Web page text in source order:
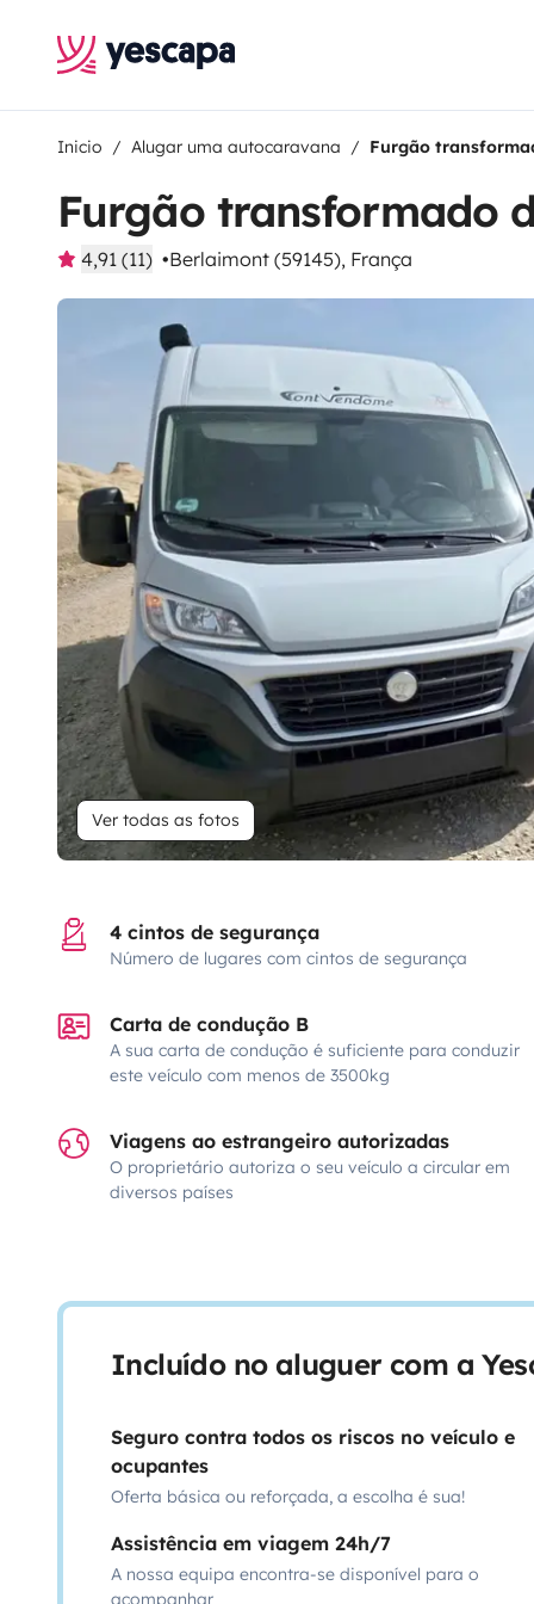
Inicio Alugar uma autocaravana Furgão
Furgão transformado
4,91 (11) Berlaimont (59145), França
Ver todas as fotos
4 cintos de segurança
Número de lugares com cintos de segurança
Carta de condução B
A sua carta de condução é suficiente para conduzir
este veículo com menos de 3500kg
Viagens ao estrangeiro autorizadas
O proprietário autoriza o seu veículo a circular em
diversos países
Incluído no aluguer com a
Seguro contra todos os riscos no veículo e
ocupantes
Oferta básica ou reforçada, a escolha é sua!
Assistência em viagem 24h/7
A nossa equipa encontra-se disponível para o
acompanhar